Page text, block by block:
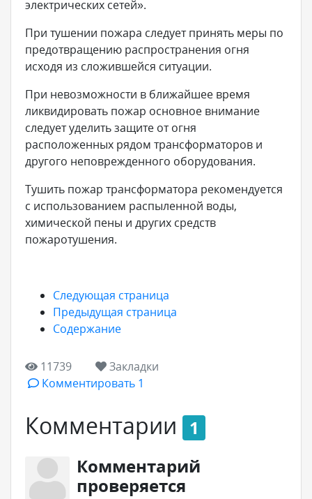
электрических сетей».
При тушении пожара следует принять меры по
предотвращению распространения огня
исходя из сложившейся ситуации.
При невозможности в ближайшее время
ликвидировать пожар основное внимание
следует уделить защите от огня
расположенных рядом трансформаторов и
другого неповрежденного оборудования.
Тушить пожар трансформатора рекомендуется
с использованием распыленной воды,
химической пены и других средств
пожаротушения.
Следующая страница
Предыдущая страница
Содержание
11739
Закладки
Комментировать 1
Комментарии
1
Комментарий
проверяется